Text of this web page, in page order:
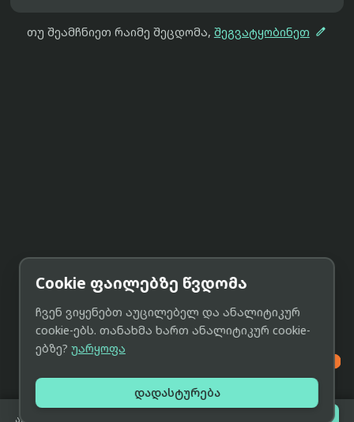
თუ შეამჩნიეთ რაიმე შეცდომა, შეგვატყობინეთ 
არ არის გაყიდვაში

Cookie ფაილებზე წვდომა
ჩვენ ვიყენებთ აუცილებელ და ანალიტიკურ
cookie-ებს. თანახმა ხართ ანალიტიკურ cookie-
ებზე? უარყოფა
დადასტურება